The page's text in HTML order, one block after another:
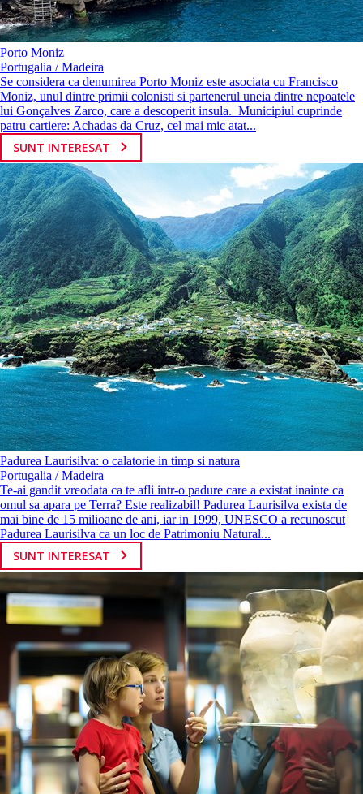
Porto Moniz
Portugalia / Madeira
Se considera ca denumirea Porto Moniz este asociata cu Francisco
Moniz, unul dintre primii colonisti si partenerul uneia dintre nepoatele
lui Gonçalves Zarco, care a descoperit insula. Municipiul cuprinde
patru cartiere: Achadas da Cruz, cel mai mic atat...
SUNT INTERESAT
Padurea Laurisilva: o calatorie in timp si natura
Portugalia / Madeira
Te-ai gandit vreodata ca te afli intr-o padure care a existat inainte ca
omul sa apara pe Terra? Este realizabil! Padurea Laurisilva exista de
mai bine de 15 milioane de ani, iar in 1999, UNESCO a recunoscut
Padurea Laurisilva ca un loc de Patrimoniu Natural...
SUNT INTERESAT